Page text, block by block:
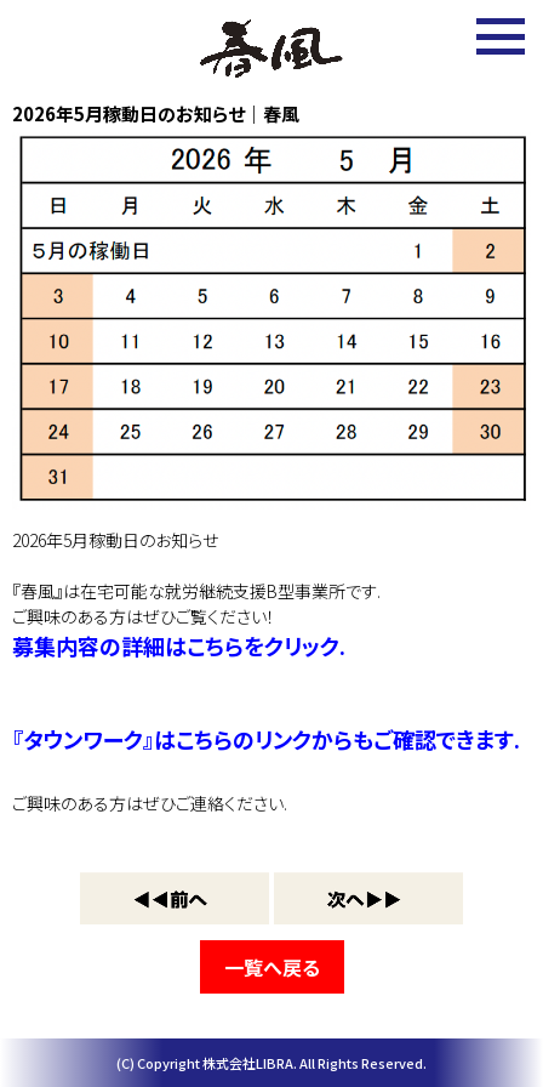
2026年5月稼動日のお知らせ｜春風
2026年5月稼動日のお知らせ
『春風』は在宅可能な就労継続支援B型事業所です.
ご興味のある方はぜひご覧ください！
募集内容の詳細はこちらをクリック.
『タウンワーク』はこちらのリンクからもご確認できます.
ご興味のある方はぜひご連絡ください.
一覧へ戻る
(C) Copyright 株式会社LIBRA. All Rights Reserved.